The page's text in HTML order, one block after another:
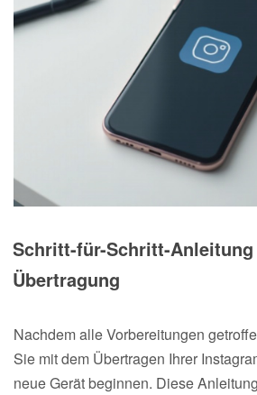
Schritt-für-Schritt-
Übertragung
Nachdem alle Vorbereitungen
Sie mit dem Übertragen Ihrer
neue Gerät beginnen. Diese